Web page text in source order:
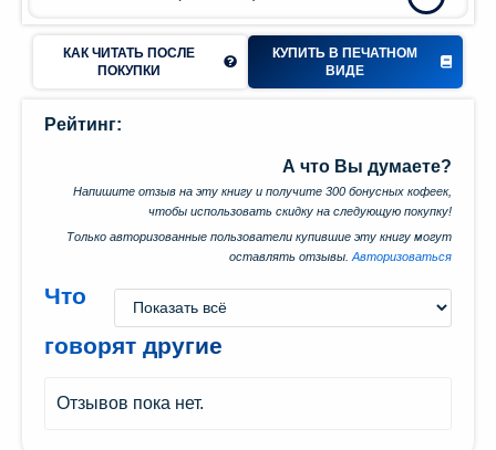
КАК ЧИТАТЬ ПОСЛЕ
ПОКУПКИ
КУПИТЬ В ПЕЧАТНОМ
ВИДЕ
Рейтинг:
А что Вы думаете?
Напишите отзыв на эту книгу и получите 300 бонусных кофеек,
чтобы использовать скидку на следующую покупку!
Только авторизованные пользователи купившие эту книгу могут
оставлять отзывы. Авторизоваться
Что
говорят другие
Отзывов пока нет.